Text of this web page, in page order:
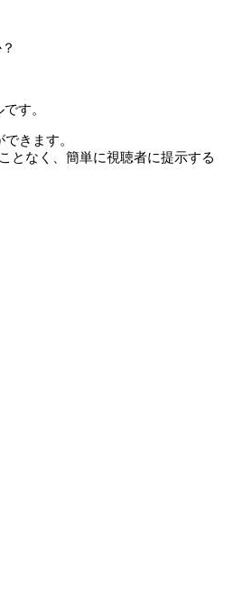
す。
きます。
となく、簡単に視聴者に提示する